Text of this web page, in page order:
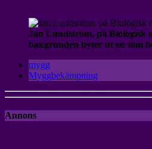
Jan Lundström, på Biologisk
bakgrunden byter ut en tom
mygg
Myggbekämpning
Annons